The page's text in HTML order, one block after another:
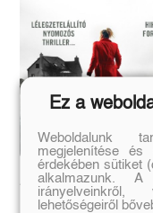
A hiányzók - Lottie
Parker 1.
Ez a
Weboldalunk
megjelenítése és
érdekében sütiket
alkalmazunk. A
lehetőségeiről